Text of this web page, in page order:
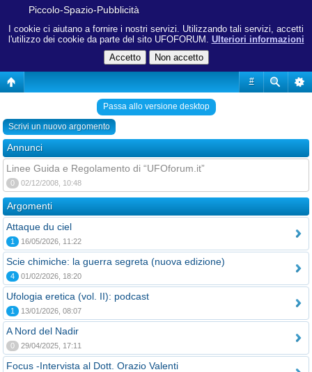
I cookie ci aiutano a fornire i nostri servizi. Utilizzando tali servizi, accetti
l'utilizzo dei cookie da parte del sito UFOFORUM. Ulteriori informazioni
#
Piccolo-Spazio-Pubblicità
Passa allo versione desktop
Scrivi un nuovo argomento
Annunci
Linee Guida e Regolamento di “UFOforum.it”
0 02/12/2008, 10:48
Argomenti
Attaque du ciel
1 16/05/2026, 11:22
Scie chimiche: la guerra segreta (nuova edizione)
4 01/02/2026, 18:20
Ufologia eretica (vol. II): podcast
1 13/01/2026, 08:07
A Nord del Nadir
0 29/04/2025, 17:11
Focus -Intervista al Dott. Orazio Valenti